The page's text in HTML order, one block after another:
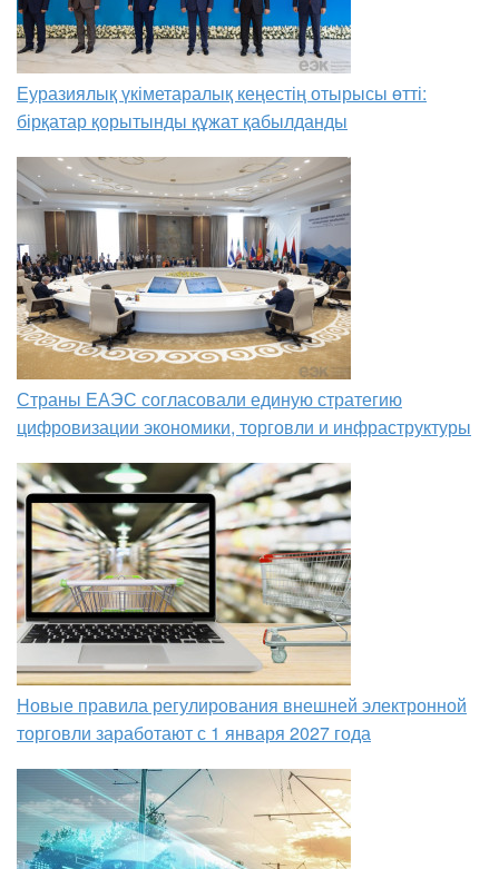
Еуразиялық үкіметаралық кеңестің отырысы өтті:
бірқатар қорытынды құжат қабылданды
Страны ЕАЭС согласовали единую стратегию
цифровизации экономики, торговли и инфраструктуры
Новые правила регулирования внешней электронной
торговли заработают с 1 января 2027 года